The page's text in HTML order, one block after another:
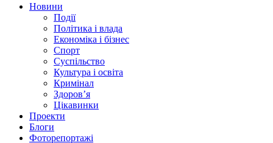
Новини
Події
Політика і влада
Економіка і бізнес
Спорт
Суспільство
Культура і освіта
Кримінал
Здоров’я
Цікавинки
Проекти
Блоги
Фоторепортажі